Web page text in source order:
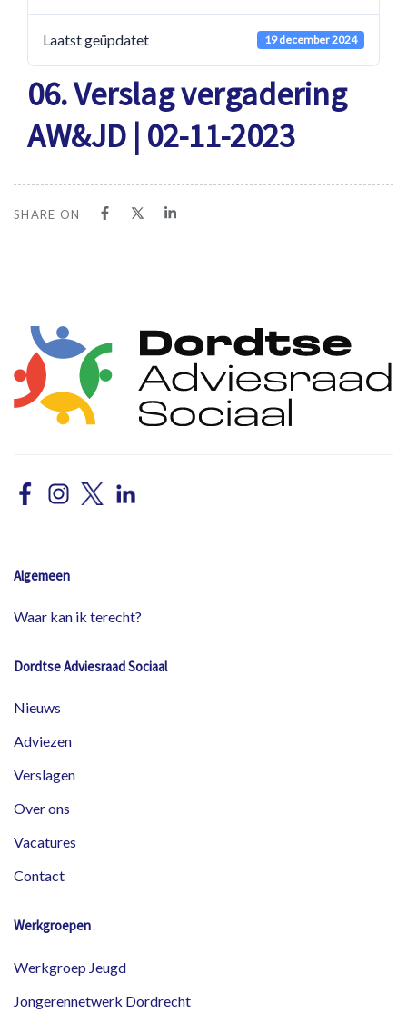
Laatst geüpdatet 19 december 2024
06. Verslag vergadering
AW&JD | 02-11-2023
SHARE ON
Algemeen
Waar kan ik terecht?
Dordtse Adviesraad Sociaal
Nieuws
Adviezen
Verslagen
Over ons
Vacatures
Contact
Werkgroepen
Werkgroep Jeugd
Jongerennetwerk Dordrecht